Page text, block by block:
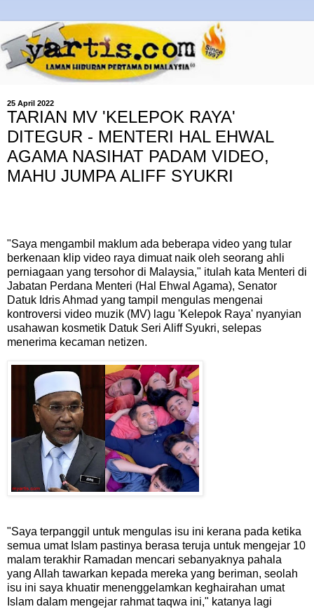
25 April 2022
TARIAN MV 'KELEPOK RAYA'
DITEGUR - MENTERI HAL EHWAL
AGAMA NASIHAT PADAM VIDEO,
MAHU JUMPA ALIFF SYUKRI
"Saya mengambil maklum ada beberapa video yang tular
berkenaan klip video raya dimuat naik oleh seorang ahli
perniagaan yang tersohor di Malaysia," itulah kata Menteri di
Jabatan Perdana Menteri (Hal Ehwal Agama), Senator
Datuk Idris Ahmad yang tampil mengulas mengenai
kontroversi video muzik (MV) lagu 'Kelepok Raya' nyanyian
usahawan kosmetik Datuk Seri Aliff Syukri, selepas
menerima kecaman netizen.
"Saya terpanggil untuk mengulas isu ini kerana pada ketika
semua umat Islam pastinya berasa teruja untuk mengejar 10
malam terakhir Ramadan mencari sebanyaknya pahala
yang Allah tawarkan kepada mereka yang beriman, seolah
isu ini saya khuatir menenggelamkan keghairahan umat
Islam dalam mengejar rahmat taqwa ini," katanya lagi